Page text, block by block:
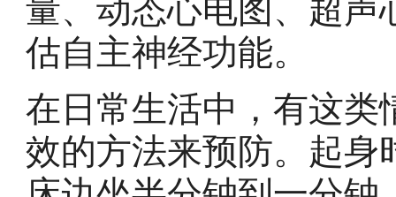
量、动态心电图、超
估自主神经功能。
在日常生活中，有这
效的方法来预防。起